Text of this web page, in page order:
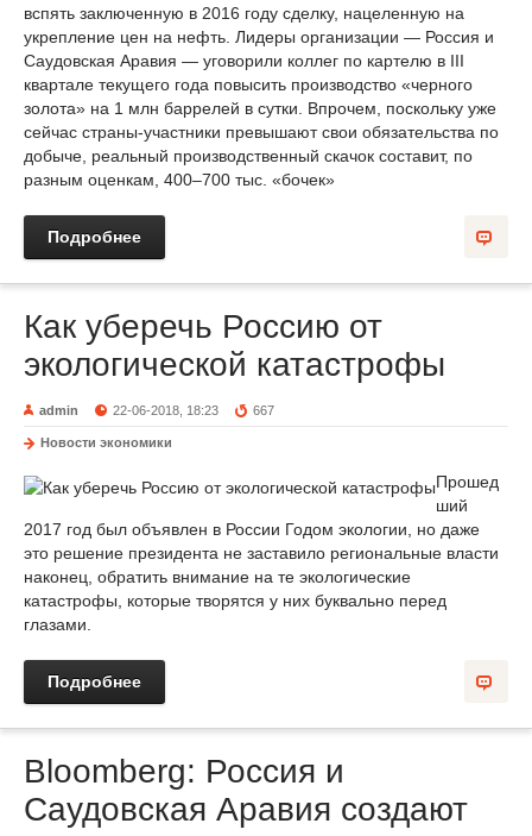
вспять заключенную в 2016 году сделку, нацеленную на
укрепление цен на нефть. Лидеры организации — Россия и
Саудовская Аравия — уговорили коллег по картелю в III
квартале текущего года повысить производство «черного
золота» на 1 млн баррелей в сутки. Впрочем, поскольку уже
сейчас страны-участники превышают свои обязательства по
добыче, реальный производственный скачок составит, по
разным оценкам, 400–700 тыс. «бочек»
Подробнее
Как уберечь Россию от
экологической катастрофы
admin 22-06-2018, 18:23 667
Новости экономики
Прошед
ший
2017 год был объявлен в России Годом экологии, но даже
это решение президента не заставило региональные власти
наконец, обратить внимание на те экологические
катастрофы, которые творятся у них буквально перед
глазами.
Подробнее
Bloomberg: Россия и
Саудовская Аравия создают